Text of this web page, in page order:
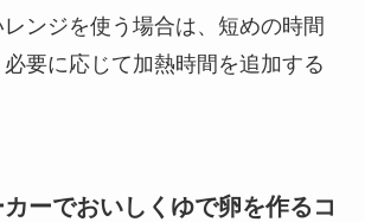
ンジを使う場合は、短めの時間
要に応じて加熱時間を追加する
ーでおいしくゆで卵を作るコ